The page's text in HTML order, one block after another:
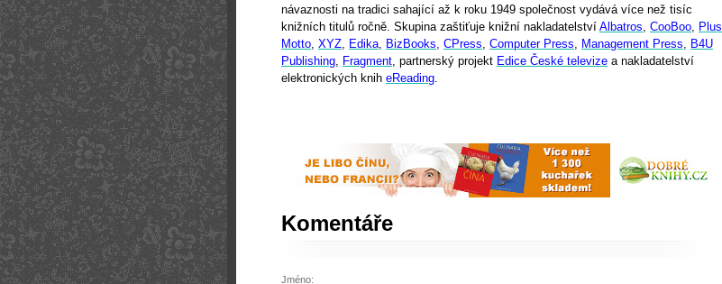
návaznosti na tradici sahající až k roku 1949 společnost vydává více než tisíc
knižních titulů ročně. Skupina zaštiťuje knižní nakladatelství Albatros CooBoo Plus
Motto XYZ Edika BizBooks, CPress Computer Press Management Press
B4U
Publishing
Fragment , partnerský projekt Edice České televize a nakladatelství
elektronických knih eReading
Komentáře
Jméno: